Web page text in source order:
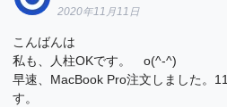
2020年11月11日
こんばんは
私も、人柱OKです。 o(^-^)
早速、MacBook Pro注文しました。
す。